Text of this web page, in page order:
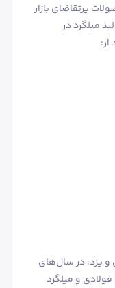
پرتقاضای بازار
میلگرد در
یزد، در سال‌های
و میلگرد